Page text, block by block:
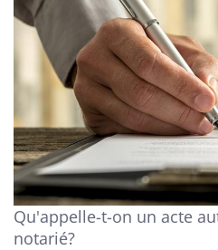
Qu'appelle-t-on un acte
notarié?